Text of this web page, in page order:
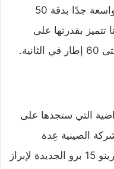
فهي Ultra-wide لتصوير الزوايا الواسعة جدًا بدقة 50
تتميز بقدرتها على
التي ستجدها على
الصينية عِدة
خلفيات افتراضية خصيصًا لسلسلة رينو 15 برو الجديدة لإبراز